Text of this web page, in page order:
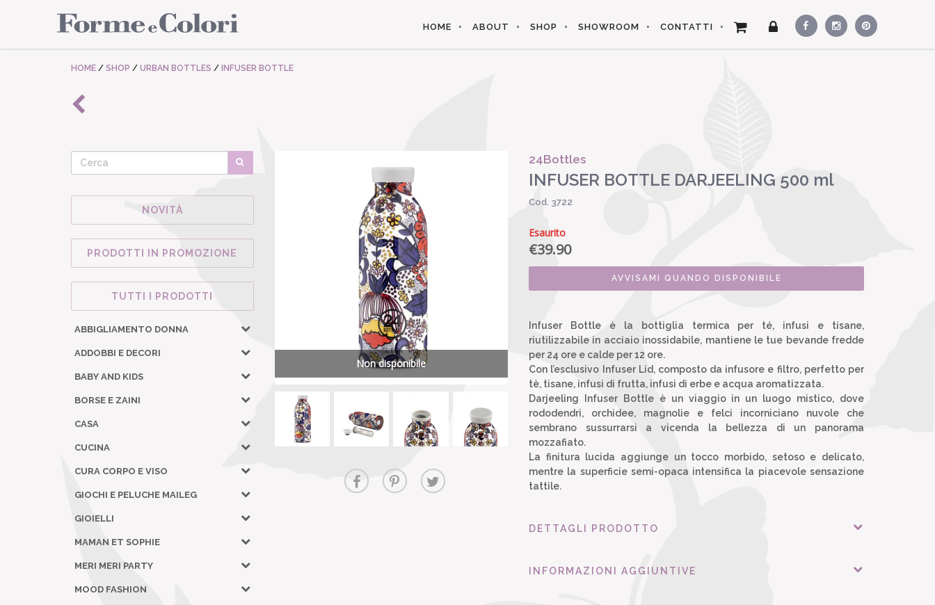
HOME ABOUT SHOP SHOWROOM CONTATTI
HOME / SHOP / URBAN BOTTLES / INFUSER BOTTLE
NOVITÀ
PRODOTTI IN PROMOZIONE
TUTTI I PRODOTTI
ABBIGLIAMENTO DONNA
ADDOBBI E DECORI
BABY AND KIDS
BORSE E ZAINI
CASA
CUCINA
CURA CORPO E VISO
GIOCHI E PELUCHE MAILEG
GIOIELLI
MAMAN ET SOPHIE
MERI MERI PARTY
MOOD FASHION
Non disponibile
24Bottles
INFUSER BOTTLE DARJEELING 500 ml
Cod. 3722
Esaurito
€39.90
AVVISAMI QUANDO DISPONIBILE
Infuser Bottle è la bottiglia termica per té, infusi e tisane,
riutilizzabile in acciaio inossidabile, mantiene le tue bevande fredde
per 24 ore e calde per 12 ore.
Con l’esclusivo Infuser Lid, composto da infusore e filtro, perfetto per
tè, tisane, infusi di frutta, infusi di erbe e acqua aromatizzata.
Darjeeling Infuser Bottle è un viaggio in un luogo mistico, dove
rododendri, orchidee, magnolie e felci incorniciano nuvole che
sembrano sussurrarsi a vicenda la bellezza di un panorama
mozzafiato.
La finitura lucida aggiunge un tocco morbido, setoso e delicato,
mentre la superficie semi-opaca intensifica la piacevole sensazione
tattile.
DETTAGLI PRODOTTO
INFORMAZIONI AGGIUNTIVE